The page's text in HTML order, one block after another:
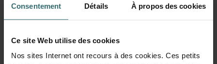
Consentement Détails À propos des cookies
Ce site Web utilise des cookies
Nos sites Internet ont recours à des cookies. Ces petits
Stock: En stock
265.00
hors frais d’expédition